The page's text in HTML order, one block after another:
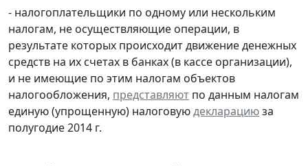
- налогоплательщики по одному или нескольким
налогам, не осуществляющие операции, в
результате которых происходит движение денежных
средств на их счетах в банках (в кассе организации),
и не имеющие по этим налогам объектов
налогообложения, представляют по данным налогам
единую (упрощенную) налоговуюдекларациюза
полугодие 2014 г.